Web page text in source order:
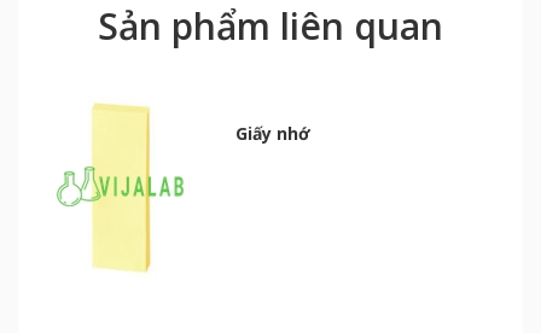
Sản phẩm liên quan
Giấy nhớ